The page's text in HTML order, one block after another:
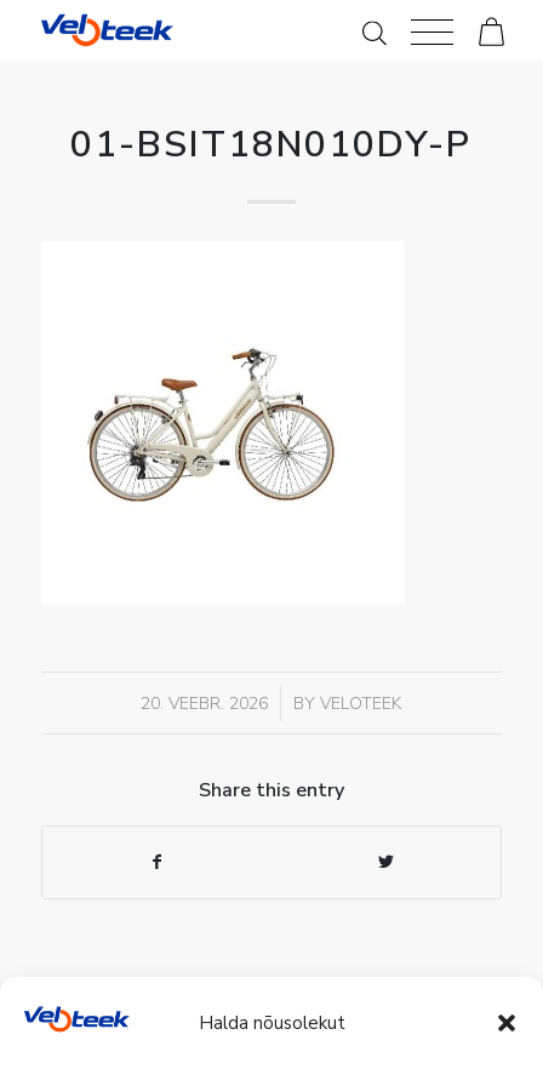
Halda nõusolekut
01-BSIT18N010DY-P
20. VEEBR. 2026
/ BYVELOTEEK
Share this entry